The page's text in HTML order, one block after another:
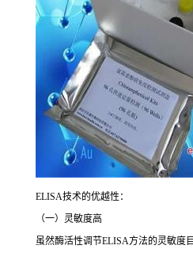
ELISA技术的优越性：
（一）灵敏度高
虽然酶活性调节ELISA方法的灵敏度